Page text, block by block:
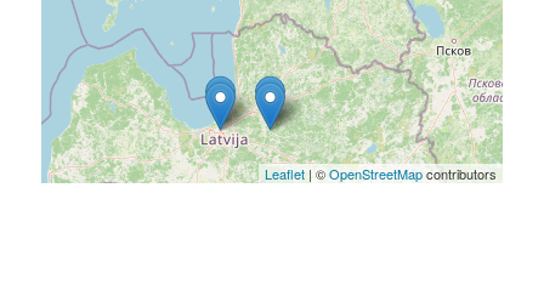
Leaflet | ©OpenStreetMapcontributors